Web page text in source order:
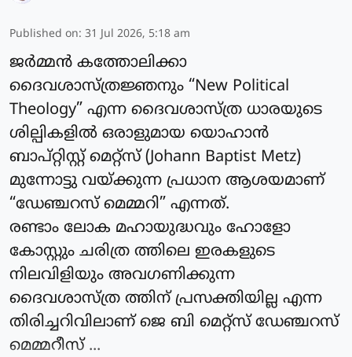
Published on: 31 Jul 2026, 5:18 am
ജർമ്മൻ കത്തോലിക്കാ
ദൈവശാസ്ത്രജ്ഞനും “New Political
Theology” എന്ന ദൈവശാസ്ത്ര ധാരയുടെ
ശില്പികളിൽ ഒരാളുമായ യൊഹാൻ
ബാപ്റ്റിസ്റ്റ് മെറ്റ്സ് (Johann Baptist Metz)
മുന്നോട്ടു വയ്ക്കുന്ന പ്രധാന ആശയമാണ്
“ഡേഞ്ചറസ് മെമ്മറി” എന്നത്.
രണ്ടാം ലോക മഹായുദ്ധവും ഹോളോ
കോസ്റ്റും ചരിത്ര ത്തിലെ ഇരകളുടെ
നിലവിളിയും അവഗണിക്കുന്ന
ദൈവശാസ്ത്ര ത്തിന് പ്രസക്തിയില്ല എന്ന
തിരിച്ചറിവിലാണ് ജെ ബി മെറ്റ്സ് ഡേഞ്ചറസ്
മെമ്മറീസ് ...